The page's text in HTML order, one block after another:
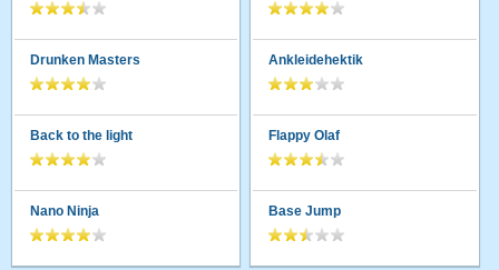
Drunken Masters
Back to the light
Nano Ninja
Ankleidehektik
Flappy Olaf
Base Jump